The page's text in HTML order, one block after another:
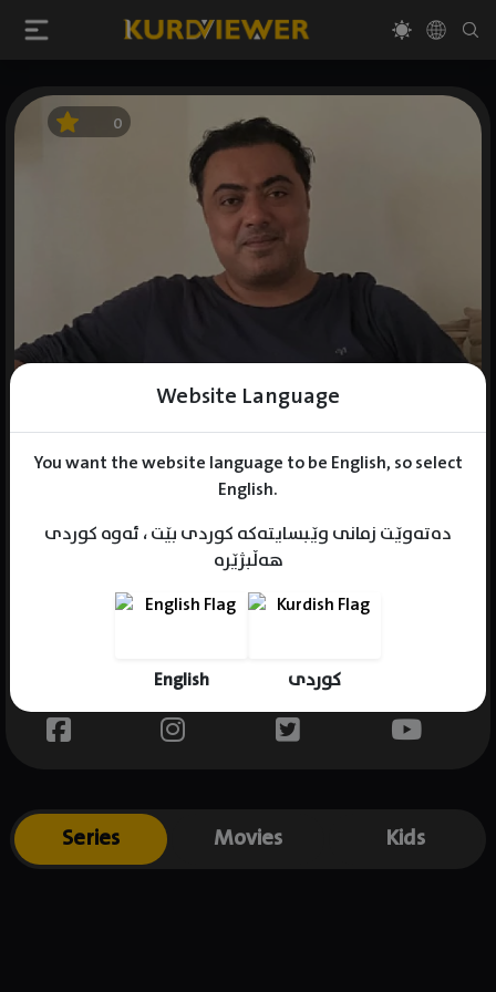
Website Language
You want the website language to be English, so select
English.
دەتەوێت زمانی وێبسایتەکە کوردی بێت ، ئەوە کوردی
هەڵبژێرە
English کوردی
0
Gender : male
Series Movies Kids